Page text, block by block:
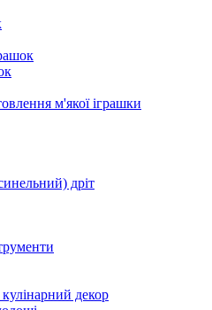
м'якої іграшки
дріт
декор